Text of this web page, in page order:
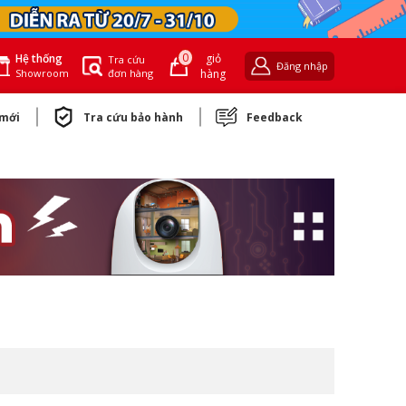
Hệ thống
Showroom
Tra cứu
đơn hàng
0
giỏ
hàng
Đăng nhập
Tra cứu bảo hành Feedback